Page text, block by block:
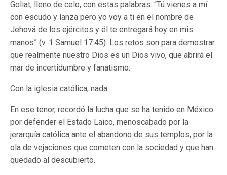
Goliat, lleno de celo, con estas palabras: “Tú vienes a mí
con escudo y lanza pero yo voy a ti en el nombre de
Jehová de los ejércitos y él te entregará hoy en mis
manos” (v. 1 Samuel 17:45). Los retos son para demostrar
que realmente nuestro Dios es un Dios vivo, que abrirá el
mar de incertidumbre y fanatismo.
Con la iglesia católica, nada
En ese tenor, recordó la lucha que se ha tenido en México
por defender el Estado Laico, menoscabado por la
jerarquía católica ante el abandono de sus templos, por la
ola de vejaciones que cometen con la sociedad y que han
quedado al descubierto.